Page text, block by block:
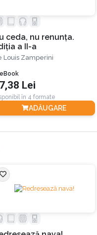
ceda, nu renunţa.
a II-a
Louis Zamperini
eBook
Lei
în 4 formate
ADĂUGARE